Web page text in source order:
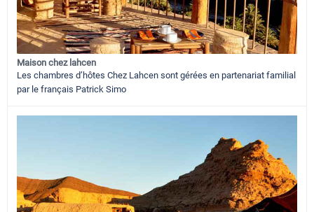
Maison chez lahcen
Les chambres d’hôtes Chez Lahcen sont gérées en partenariat familial
par le français Patrick Simo